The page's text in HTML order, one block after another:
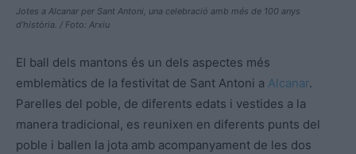
Jotes a Alcanar per Sant Antoni, una celebració amb més de 100 anys
d’història. / Foto: Arxiu
El ball dels mantons és un dels aspectes més
emblemàtics de la festivitat de Sant Antoni a Alcanar.
Parelles del poble, de diferents edats i vestides a la
manera tradicional, es reunixen en diferents punts del
poble i ballen la jota amb acompanyament de les dos